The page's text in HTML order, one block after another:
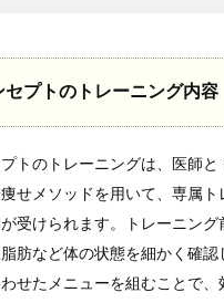
セプトのトレーニング内容
トのトレーニングは、医師
せメソッドを用いて、専属
受けられます。トレーニン
肪など体の状態を細かく確
せたメニューを組むことで